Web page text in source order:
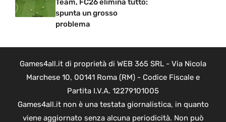
Team, FC26 elimina tutto:
spunta un grosso
problema
Games4all.it di proprietà di WEB 365 SRL - Via Nicola
Marchese 10, 00141 Roma (RM) - Codice Fiscale e
Partita I.V.A. 12279101005
Games4all.it non è una testata giornalistica, in quanto
viene aggiornato senza alcuna periodicità. Non può